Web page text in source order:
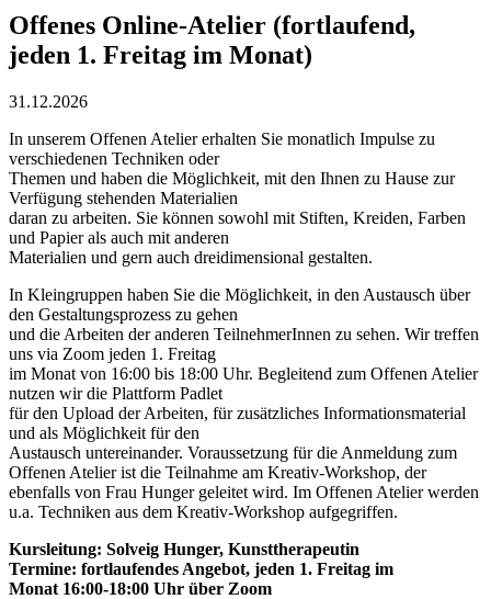
Offenes Online-Atelier (fortlaufend,
jeden 1. Freitag im Monat)
31.12.2026
In unserem Offenen Atelier erhalten Sie monatlich Impulse zu
verschiedenen Techniken oder
Themen und haben die Möglichkeit, mit den Ihnen zu Hause zur
Verfügung stehenden Materialien
daran zu arbeiten. Sie können sowohl mit Stiften, Kreiden, Farben
und Papier als auch mit anderen
Materialien und gern auch dreidimensional gestalten.
In Kleingruppen haben Sie die Möglichkeit, in den Austausch über
den Gestaltungsprozess zu gehen
und die Arbeiten der anderen TeilnehmerInnen zu sehen. Wir treffen
uns via Zoom jeden 1. Freitag
im Monat von 16:00 bis 18:00 Uhr. Begleitend zum Offenen Atelier
nutzen wir die Plattform Padlet
für den Upload der Arbeiten, für zusätzliches Informationsmaterial
und als Möglichkeit für den
Austausch untereinander. Voraussetzung für die Anmeldung zum
Offenen Atelier ist die Teilnahme am Kreativ-Workshop, der
ebenfalls von Frau Hunger geleitet wird. Im Offenen Atelier werden
u.a. Techniken aus dem Kreativ-Workshop aufgegriffen.
Kursleitung: Solveig Hunger, Kunsttherapeutin
Termine: fortlaufendes Angebot, jeden 1. Freitag im
Monat 16:00-18:00 Uhr über Zoom